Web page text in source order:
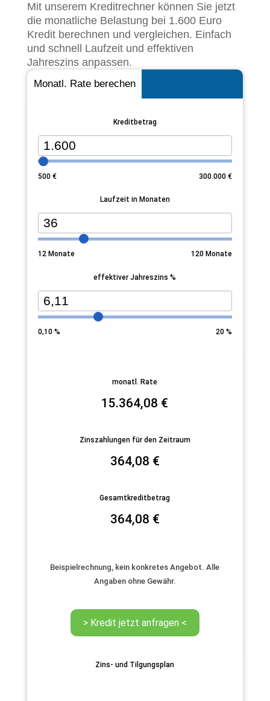
Mit unserem Kreditrechner können Sie jetzt
die monatliche Belastung bei 1.600 Euro
Kredit berechnen und vergleichen. Einfach
und schnell Laufzeit und effektiven
Jahreszins anpassen.
Monatl. Rate berechen
Kreditbetrag
500€ 300.000 €
Laufzeit in Monaten
12Monate 120 Monate
effektiver Jahreszins %
0,10% 20 %
monatl. Rate
15.364,08 €
Zinszahlungen für den Zeitraum
364,08 €
Gesamtkreditbetrag
364,08 €
Beispielrechnung, kein konkretes Angebot. Alle
Angaben ohne Gewähr.
Zins- und Tilgungsplan